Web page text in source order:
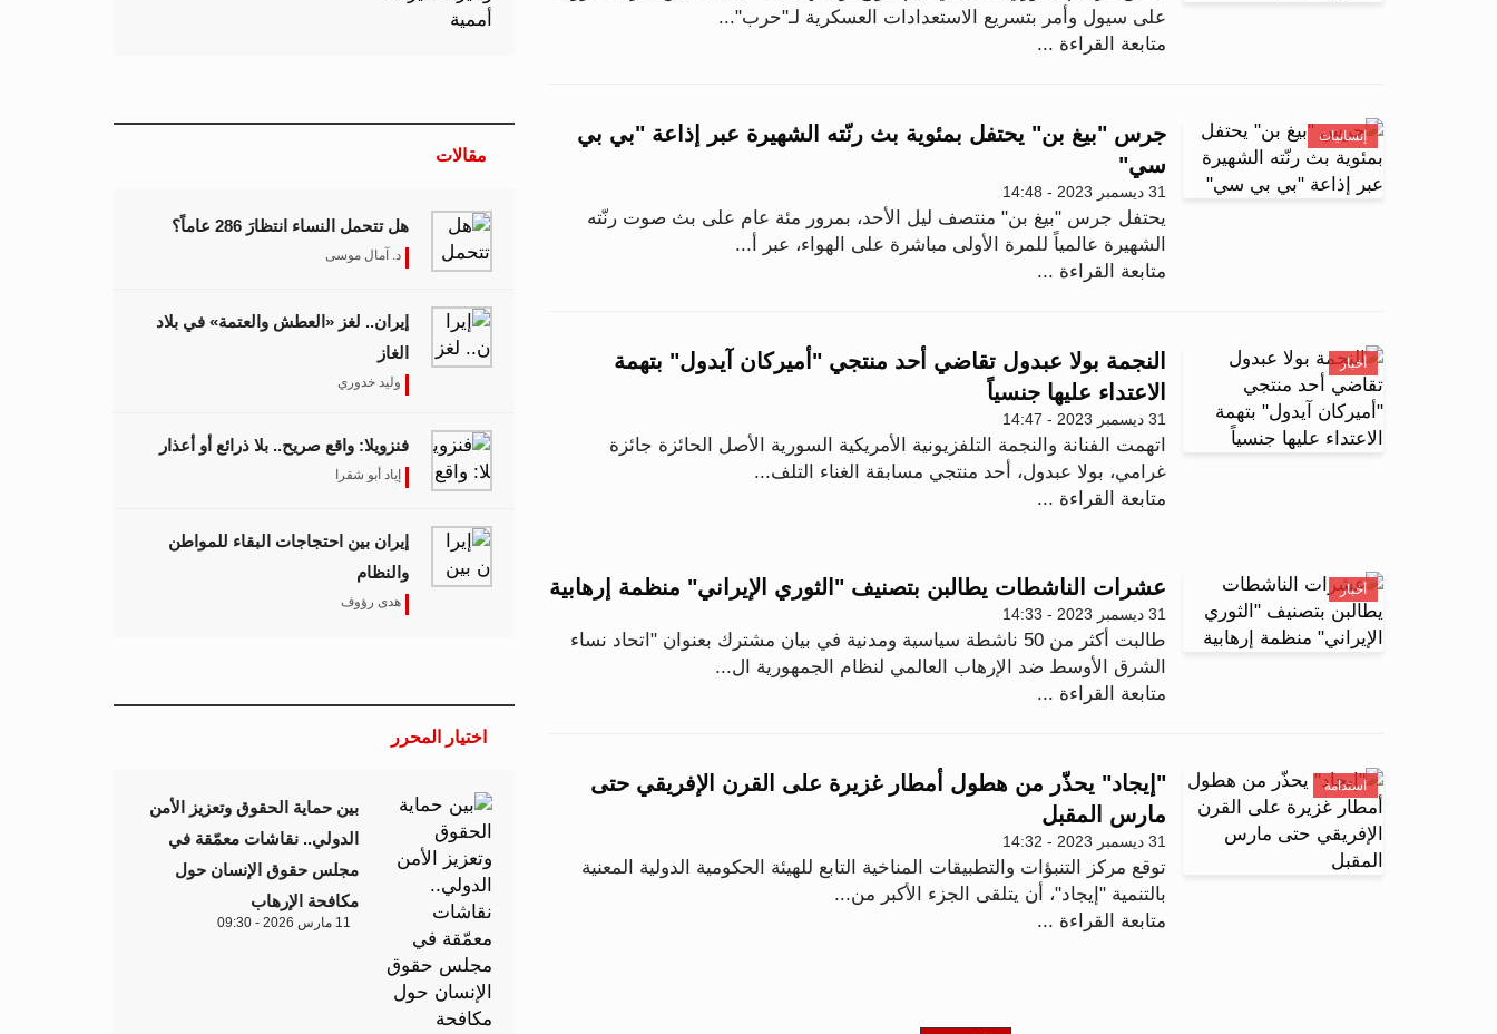
على سيول وأمر بتسريع الاستعدادات العسكرية لـ"حرب"...
متابعة القراءة ...
إنسانيات
جرس "بيغ بن" يحتفل بمئوية بث رنّته الشهيرة عبر إذاعة "بي بي
سي"
31 ديسمبر 2023 - 14:48
يحتفل جرس "بيغ بن" منتصف ليل الأحد، بمرور مئة عام على بث صوت رنّته
الشهيرة عالمياً للمرة الأولى مباشرة على الهواء، عبر أ...
متابعة القراءة ...
أخبار
النجمة بولا عبدول تقاضي أحد منتجي "أميركان آيدول" بتهمة
الاعتداء عليها جنسياً
31 ديسمبر 2023 - 14:47
اتهمت الفنانة والنجمة التلفزيونية الأمريكية السورية الأصل الحائزة جائزة
غرامي، بولا عبدول، أحد منتجي مسابقة الغناء التلف...
متابعة القراءة ...
أخبار عشرات الناشطات يطالبن بتصنيف "الثوري الإيراني" منظمة إرهابية
31 ديسمبر 2023 - 14:33
طالبت أكثر من 50 ناشطة سياسية ومدنية في بيان مشترك بعنوان "اتحاد نساء
الشرق الأوسط ضد الإرهاب العالمي لنظام الجمهورية ال...
متابعة القراءة ...
استدامة
"إيجاد" يحذّر من هطول أمطار غزيرة على القرن الإفريقي حتى
مارس المقبل
31 ديسمبر 2023 - 14:32
توقع مركز التنبؤات والتطبيقات المناخية التابع للهيئة الحكومية الدولية المعنية
بالتنمية "إيجاد"، أن يتلقى الجزء الأكبر من...
متابعة القراءة ...
مقالات
هل تتحمل النساء انتظارَ 286 عاماً؟
د. آمال موسى
إيران.. لغز «العطش والعتمة» في بلاد
الغاز
وليد خدوري
فنزويلا: واقع صريح.. بلا ذرائع أو أعذار
إياد أبو شقرا
إيران بين احتجاجات البقاء للمواطن
والنظام
هدى رؤوف
اختيار المحرر
بين حماية الحقوق وتعزيز الأمن
الدولي.. نقاشات معمّقة في
مجلس حقوق الإنسان حول
مكافحة الإرهاب
11 مارس 2026 - 09:30